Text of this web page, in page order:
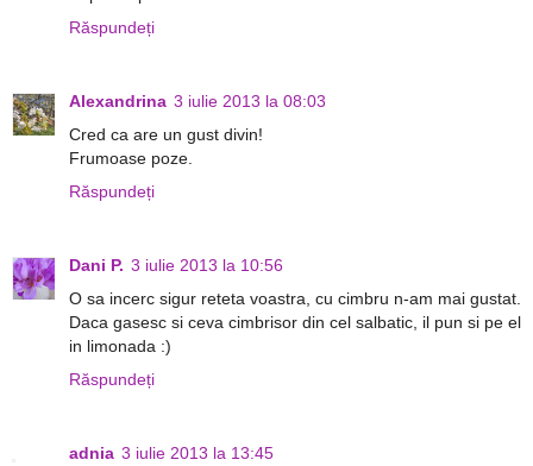
Răspundeți
Alexandrina 3 iulie 2013 la 08:03
Cred ca are un gust divin!
Frumoase poze.
Răspundeți
Dani P. 3 iulie 2013 la 10:56
O sa incerc sigur reteta voastra, cu cimbru n-am mai gustat.
Daca gasesc si ceva cimbrisor din cel salbatic, il pun si pe el
in limonada :)
Răspundeți
adnia 3 iulie 2013 la 13:45